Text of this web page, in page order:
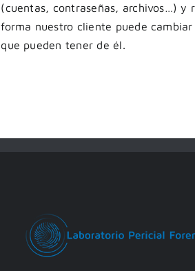
(cuentas, contraseñas, archivos…) y
forma nuestro cliente puede
que pueden tener de él.